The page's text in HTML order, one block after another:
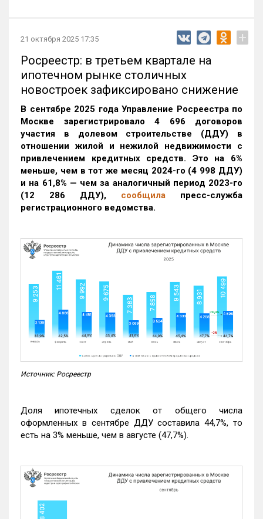
21 октября 2025 17:35 +
Росреестр: в третьем квартале на
ипотечном рынке столичных
новостроек зафиксировано снижение
В сентябре 2025 года Управление Росреестра по
Москве зарегистрировало 4 696 договоров
участия в долевом строительстве (ДДУ) в
отношении жилой и нежилой недвижимости с
привлечением кредитных средств. Это на 6%
меньше, чем в тот же месяц 2024-го (4 998 ДДУ)
и на 61,8% — чем за аналогичный период 2023-го
(12 286 ДДУ), сообщила пресс-служба
регистрационного ведомства.
Источник: Росреестр
Доля ипотечных сделок от общего числа
оформленных в сентябре ДДУ составила 44,7%, то
есть на 3% меньше, чем в августе (47,7%).